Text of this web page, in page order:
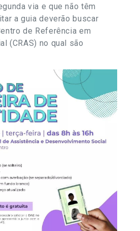
via e que não têm
a guia deverão buscar
de Referência em
(CRAS) no qual são